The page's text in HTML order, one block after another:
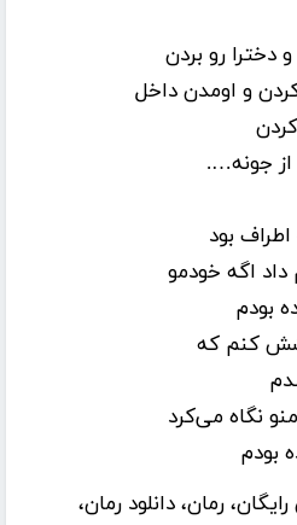
دخترا رو بردن
کردن و اومدن داخل
جونه….
بود
اگه خودمو
بودم
کنم که
نگاه می‌کرد
بودم
رمان، دانلود رمان،